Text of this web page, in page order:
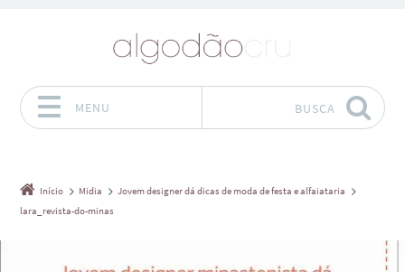
MENU BUSCA
Início Midia
Jovem designer dá dicas de moda de festa e alfaiataria
lara_revista-do-minas